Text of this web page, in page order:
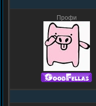
Профи